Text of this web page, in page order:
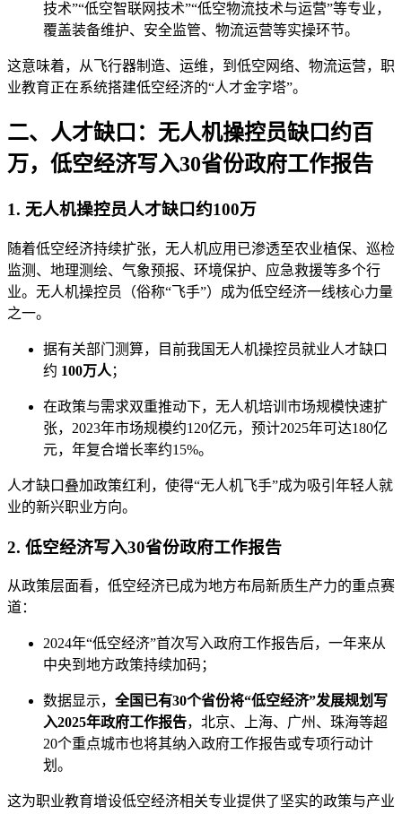
技术”“低空智联网技术”“低空物流技术与运营”等专业，
覆盖装备维护、安全监管、物流运营等实操环节。
这意味着，从飞行器制造、运维，到低空网络、物流运营，职
业教育正在系统搭建低空经济的“人才金字塔”。
二、人才缺口：无人机操控员缺口约百
万，低空经济写入30省份政府工作报告
1. 无人机操控员人才缺口约100万
随着低空经济持续扩张，无人机应用已渗透至农业植保、巡检
监测、地理测绘、气象预报、环境保护、应急救援等多个行
业。无人机操控员（俗称“飞手”）成为低空经济一线核心力量
之一。
据有关部门测算，目前我国无人机操控员就业人才缺口
约 100万人 ；
在政策与需求双重推动下，无人机培训市场规模快速扩
张，2023年市场规模约120亿元，预计2025年可达180亿
元，年复合增长率约15%。
人才缺口叠加政策红利，使得“无人机飞手”成为吸引年轻人就
业的新兴职业方向。
2. 低空经济写入30省份政府工作报告
从政策层面看，低空经济已成为地方布局新质生产力的重点赛
道：
2024年“低空经济”首次写入政府工作报告后，一年来从
中央到地方政策持续加码；
数据显示， 全国已有30个省份将“低空经济”发展规划写
入2025年政府工作报告，北京、上海、广州、珠海等超
20个重点城市也将其纳入政府工作报告或专项行动计
划。
这为职业教育增设低空经济相关专业提供了坚实的政策与产业